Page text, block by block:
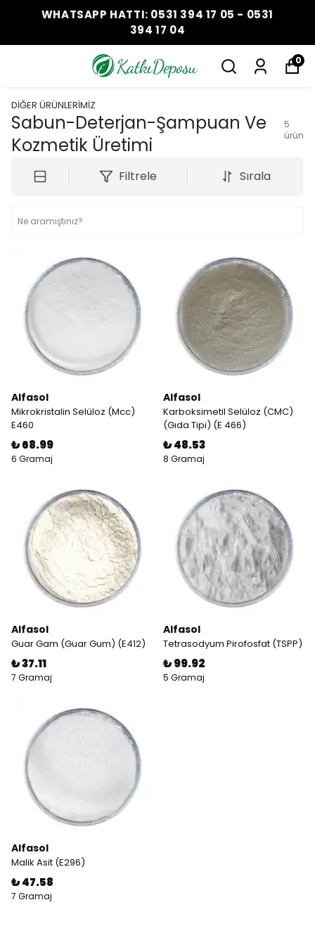
WHATSAPP HATTI: 0531 394 17 05 - 0531
394 17 04
0
DİĞER ÜRÜNLERİMİZ
Sabun-Deterjan-Şampuan Ve
Kozmetik Üretimi
5
ürün
Filtrele Sırala
Alfasol
Mikrokristalin Selüloz (Mcc)
E460
₺ 68.99
6 Gramaj
Alfasol
Karboksimetil Selüloz (CMC)
(Gıda Tipi) (E 466)
₺ 48.53
8 Gramaj
Alfasol
Guar Gam (Guar Gum) (E412)
₺ 37.11
7 Gramaj
Alfasol
Tetrasodyum Pirofosfat (TSPP)
₺ 99.92
5 Gramaj
Alfasol
Malik Asit (E296)
₺ 47.58
7 Gramaj